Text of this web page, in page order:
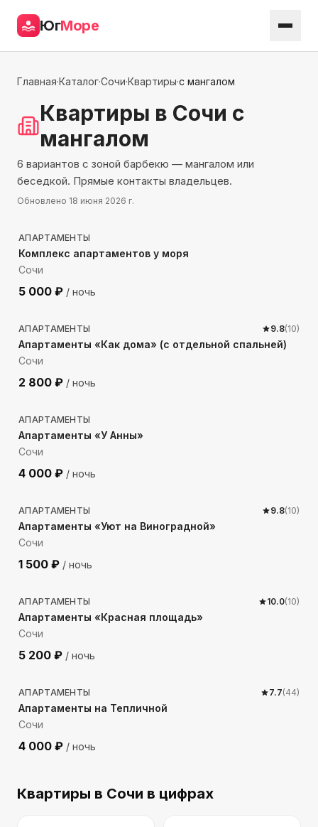
ЮгМоре
Главная·Каталог·Сочи·Квартиры·с мангалом
Квартиры в Сочи с
мангалом
6 вариантов с зоной барбекю — мангалом или
беседкой. Прямые контакты владельцев.
Обновлено 18 июня 2026 г.
525м до моря
АПАРТАМЕНТЫ
Комплекс апартаментов у моря
Сочи
5 000 ₽ / ночь
2107 м до моря
АПАРТАМЕНТЫ 9.8(10)
Апартаменты «Как дома» (с отдельной спальней)
Сочи
2 800 ₽ / ночь
465м до моря
АПАРТАМЕНТЫ
Апартаменты «У Анны»
Сочи
4 000 ₽ / ночь
1354 м до моря
АПАРТАМЕНТЫ 9.8(10)
Апартаменты «Уют на Виноградной»
Сочи
1 500 ₽ / ночь
389 м до моря
АПАРТАМЕНТЫ 10.0(10)
Апартаменты «Красная площадь»
Сочи
5 200 ₽ / ночь
4020 м до моря
АПАРТАМЕНТЫ 7.7(44)
Апартаменты на Тепличной
Сочи
4 000 ₽ / ночь
Квартиры в Сочи в цифрах